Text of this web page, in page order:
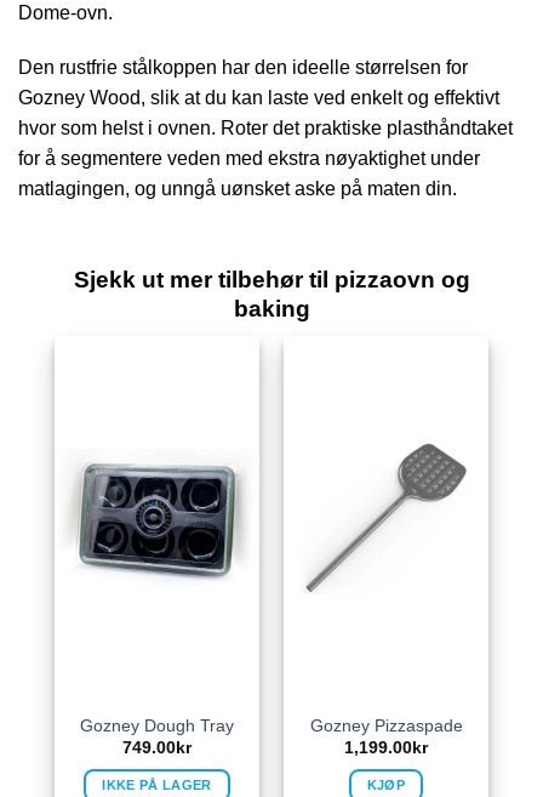
Dome-ovn.
Den rustfrie stålkoppen har den ideelle størrelsen for
Gozney Wood, slik at du kan laste ved enkelt og effektivt
hvor som helst i ovnen. Roter det praktiske plasthåndtaket
for å segmentere veden med ekstra nøyaktighet under
matlagingen, og unngå uønsket aske på maten din.
Sjekk ut mer tilbehør til pizzaovn og
baking
Gozney Dough Tray
749.00 kr
IKKE PÅ LAGER
Gozney Pizzaspade
1,199.00 kr
KJØP